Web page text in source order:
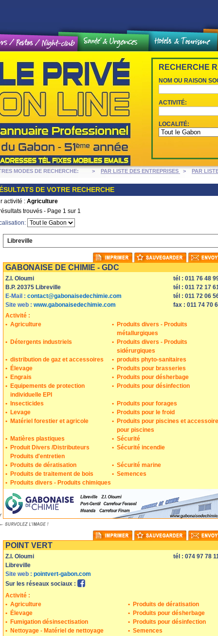
et loisirs / Weekend
RECHERCHE
NOM OU RAISON
ACTIVITÉ:
LOCALITÉ:
MODES DE RECHERCHE: > PAR LISTE DES ENTREPRISES > PAR
DE VOTRE RECHERCHE
activité : Agriculture
trouvés - Page 1 sur 1
Libreville
Envoyer
GABONAISE DE CHIMIE - GDC
Z.I. Oloumi
B.P. 20375 Libreville
E-Mail : contact@gabonaisedechimie.com
Site web : www.gabonaisedechimie.com
tél : 011 76 48
tél : 011 72 17
tél : 011 72 06
fax : 011 74 70
Activité :
• Agriculture • Produits divers - Produits
métallurgiques
• Détergents industriels • Produits divers - Produits
sidérurgiques
• distribution de gaz et accessoires • produits phyto-sanitaires
• Élevage • Produits pour brasseries
• Engrais • Produits pour désherbage
• Equipements de protection
individuelle EPI
• Produits pour désinfection
• Insecticides • Produits pour forages
• Levage • Produits pour le froid
• Matériel forestier et agricole • Produits pour piscines et
pour piscines
• Matières plastiques • Sécurité
• Produit Divers /Distributeurs
Produits d'entretien
• Sécurité incendie
• Produits de dératisation • Sécurité marine
• Produits de traitement de bois • Semences
• Produits divers - Produits chimiques
Envoyer
POINT VERT
Z.I. Oloumi
Libreville
Site web : pointvert-gabon.com
Sur les réseaux sociaux :
tél : 074 97 78
Activité :
• Agriculture • Produits de dératisation
• Élevage • Produits pour désherbage
• Fumigation désinsectisation • Produits pour désinfection
• Nettoyage - Matériel de nettoyage • Semences